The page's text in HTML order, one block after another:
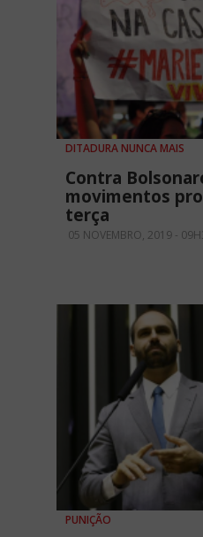
DITADURA NUNCA MAIS
Contra
movimentos
terça
05 NOVEMBRO, 2019 -
PUNIÇÃO